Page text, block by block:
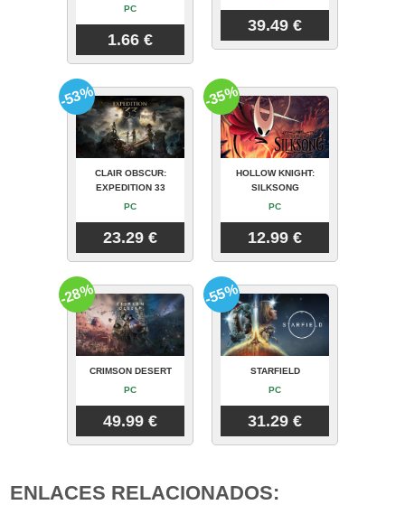
PC
1.66 €
39.49 €
CLAIR OBSCUR:
EXPEDITION 33
PC
23.29 €
-53%
HOLLOW KNIGHT:
SILKSONG
PC
12.99 €
-35%
CRIMSON DESERT
PC
49.99 €
-28%
STARFIELD
PC
31.29 €
-55%
ENLACES RELACIONADOS: